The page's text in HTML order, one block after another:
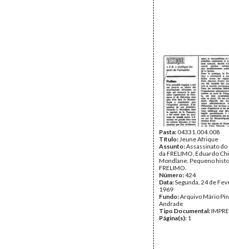
Pasta:04331.004.008
Título:Jeune Afrique
Assunto:Assassinato
da FRELIMO, Eduardo
Mondlane. Pequeno
FRELIMO.
Número:424
Data:Segunda, 24 de
1969
Fundo:Arquivo Mário
Andrade
Tipo Documental:
Página(s): 1